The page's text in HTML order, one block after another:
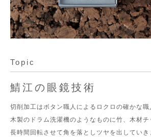
Topic
鯖江の眼鏡技術
切削加工はボタン職人によるロクロの確かな
木製のドラム洗濯機のようなものに竹、木材チ
長時間回転させて角を落としツヤを出してい